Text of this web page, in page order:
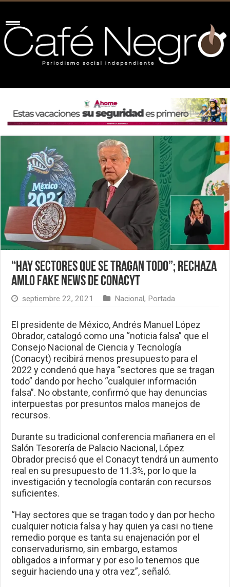
“Hay sectores que se tragan todo”; rechaza
AMLO fake news de Conacyt
septiembre 22, 2021 Nacional, Portada
El presidente de México, Andrés Manuel López
Obrador, catalogó como una “noticia falsa” que el
Consejo Nacional de Ciencia y Tecnología
(Conacyt) recibirá menos presupuesto para el
2022 y condenó que haya “sectores que se tragan
todo” dando por hecho “cualquier información
falsa”. No obstante, confirmó que hay denuncias
interpuestas por presuntos malos manejos de
recursos.
Durante su tradicional conferencia mañanera en el
Salón Tesorería de Palacio Nacional, López
Obrador precisó que el Conacyt tendrá un aumento
real en su presupuesto de 11.3%, por lo que la
investigación y tecnología contarán con recursos
suficientes.
“Hay sectores que se tragan todo y dan por hecho
cualquier noticia falsa y hay quien ya casi no tiene
remedio porque es tanta su enajenación por el
conservadurismo, sin embargo, estamos
obligados a informar y por eso lo tenemos que
seguir haciendo una y otra vez”, señaló.